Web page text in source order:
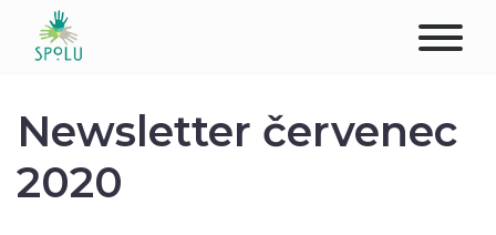
Newsletter červenec
2020